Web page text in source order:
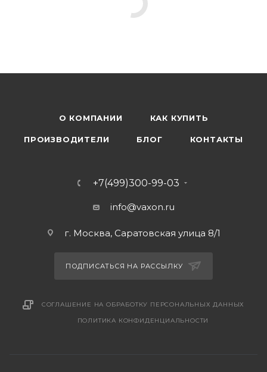
О КОМПАНИИ КАК КУПИТЬ
ПРОИЗВОДИТЕЛИ БЛОГ КОНТАКТЫ
+7(499)300-99-03
info@vaxon.ru
г. Москва, Саратовская улица 8/1
ПОДПИСАТЬСЯ НА РАССЫЛКУ
СОГЛАШЕНИЕ НА ОБРАБОТКУ ПЕРСОНАЛЬНЫХ ДАННЫХ
ПОЛИТИКА КОНФИДЕНЦИАЛЬНОСТИ